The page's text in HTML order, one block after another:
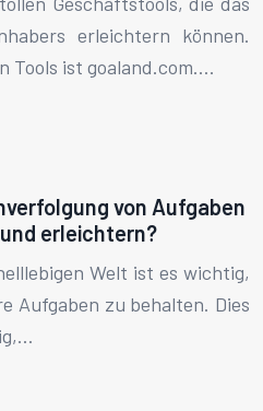
erleichtern können.
Tools ist goaland.com….
von Aufgaben
erleichtern?
Welt ist es wichtig,
Aufgaben zu behalten. Dies